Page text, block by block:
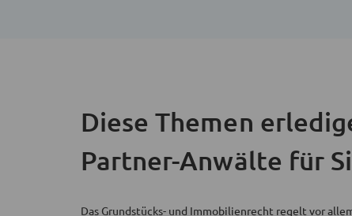
Diese Themen
Partner-Anwälte für
Das Grundstücks- und Immobilienrecht regelt vor